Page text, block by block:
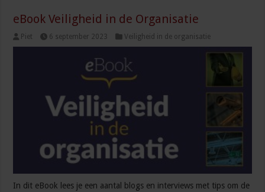
eBook Veiligheid in de Organisatie
Piet 6 september 2023 Veiligheid in de organisatie
In dit eBook lees je een aantal blogs en interviews met tips om de